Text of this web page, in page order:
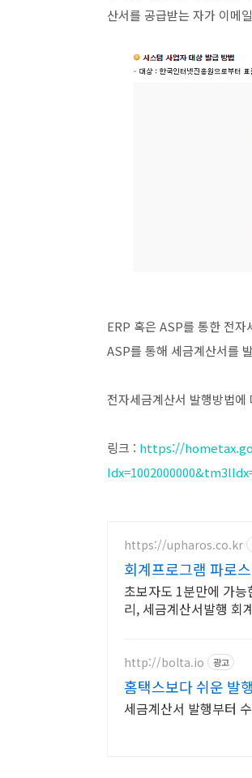
산서를 공급받는 자가 이메
ERP 혹은 ASP를 통한 전
ASP를 통해 세금계산서를
전자세금계산서 발행방법
링크 : https://
https://upharos.co.kr
회계프로그램 파로
초보자도 1분만에 가
리, 세금계산서발행 회
http://bolta.io 광고
홈택스보다 쉬운 발행
세금계산서 발행부터